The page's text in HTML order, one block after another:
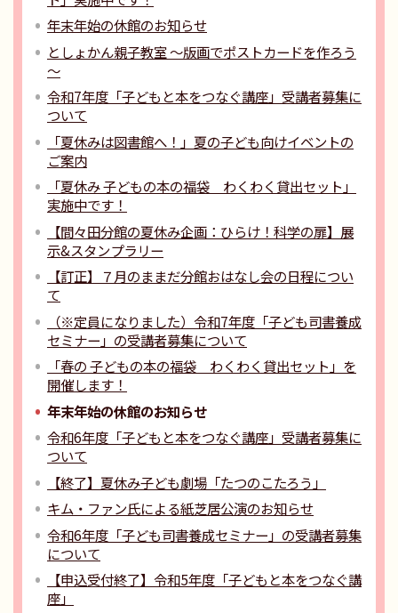
年末年始の休館のお知らせ
としょかん親子教室 ～版画でポストカードを作ろう
～
令和7年度「子どもと本をつなぐ講座」受講者募集に
ついて
「夏休みは図書館へ！」夏の子ども向けイベントの
ご案内
「夏休み 子どもの本の福袋 わくわく貸出セット」
実施中です！
【間々田分館の夏休み企画：ひらけ！科学の扉】展
示&スタンプラリー
【訂正】７月のままだ分館おはなし会の日程につい
て
（※定員になりました）令和7年度「子ども司書養成
セミナー」の受講者募集について
「春の 子どもの本の福袋 わくわく貸出セット」を
開催します！
年末年始の休館のお知らせ
令和6年度「子どもと本をつなぐ講座」受講者募集に
ついて
【終了】夏休み子ども劇場「たつのこたろう」
キム・ファン氏による紙芝居公演のお知らせ
令和6年度「子ども司書養成セミナー」の受講者募集
について
【申込受付終了】令和5年度「子どもと本をつなぐ講
座」